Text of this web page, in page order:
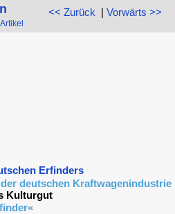
<< Zurück | Vorwärts >>
Erfinders
deutschen Kraftwagenindustrie
Kulturgut